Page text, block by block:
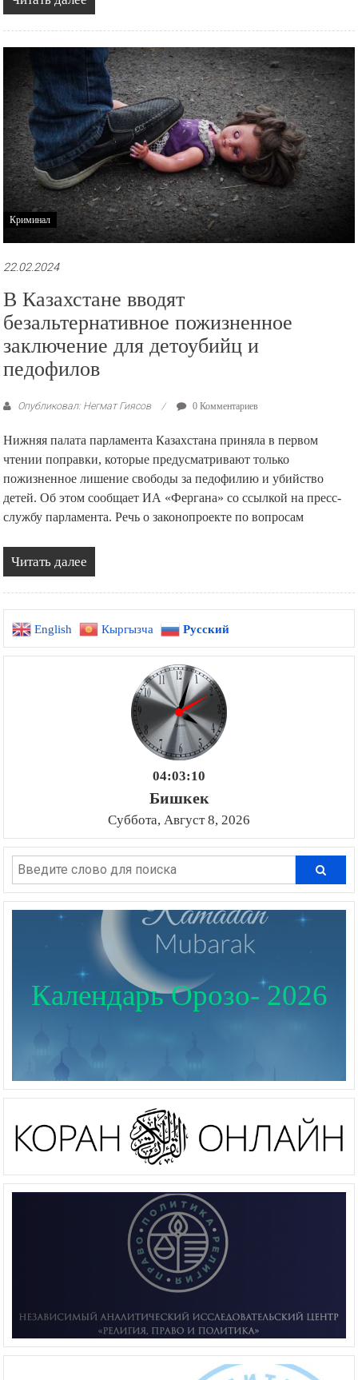
Криминал
22.02.2024
В Казахстане вводят
безальтернативное пожизненное
заключение для детоубийц и
педофилов
Опубликовал: Негмат Гиясов 0 Комментариев
Нижняя палата парламента Казахстана приняла в первом
чтении поправки, которые предусматривают только
пожизненное лишение свободы за педофилию и убийство
детей. Об этом сообщает ИА «Фергана» со ссылкой на пресс-
службу парламента. Речь о законопроекте по вопросам
Читать далее
English Кыргызча Русский
04:03:11
Бишкек
Суббота, Август 8, 2026
Календарь Орозо- 2026